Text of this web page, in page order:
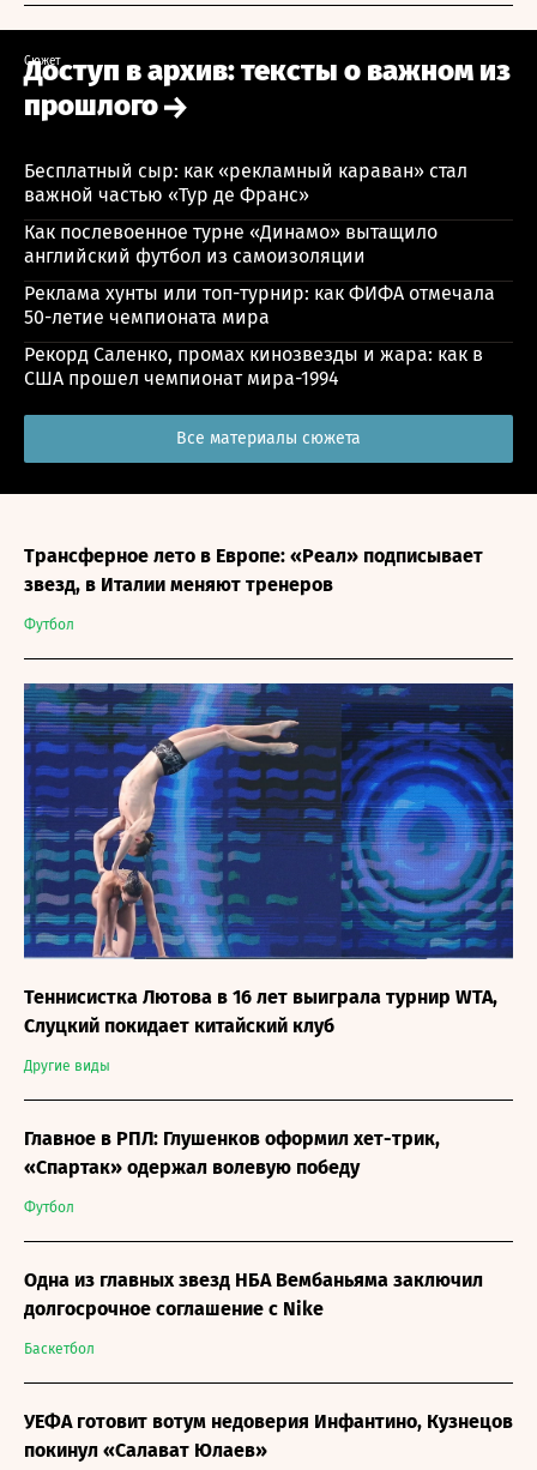
Сюжет
Доступ в архив: тексты о важном из
прошлого
Бесплатный сыр: как «рекламный караван» стал
важной частью «Тур де Франс»
Как послевоенное турне «Динамо» вытащило
английский футбол из самоизоляции
Реклама хунты или топ-турнир: как ФИФА отмечала
50-летие чемпионата мира
Рекорд Саленко, промах кинозвезды и жара: как в
США прошел чемпионат мира-1994
Все материалы сюжета
Футбол
Трансферное лето в Европе: «Реал» подписывает
звезд, в Италии меняют тренеров
Другие виды
Теннисистка Лютова в 16 лет выиграла турнир WTA,
Слуцкий покидает китайский клуб
Футбол
Главное в РПЛ: Глушенков оформил хет-трик,
«Спартак» одержал волевую победу
Баскетбол
Одна из главных звезд НБА Вембаньяма заключил
долгосрочное соглашение с Nike
УЕФА готовит вотум недоверия Инфантино, Кузнецов
покинул «Салават Юлаев»